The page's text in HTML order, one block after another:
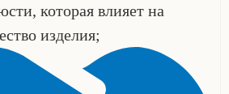
которая влияет на
изделия;